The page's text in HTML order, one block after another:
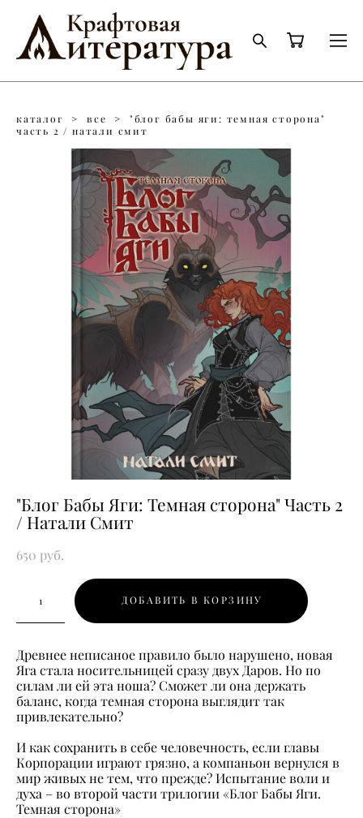
каталог > все >
"блог бабы яги: темная сторона"
часть 2 / натали смит
"Блог Бабы Яги: Темная сторона" Часть 2
/ Натали Смит
650 pуб.
ДОБАВИТЬ В КОРЗИНУ
Древнее неписаное правило было нарушено, новая
Яга стала носительницей сразу двух Даров. Но по
силам ли ей эта ноша? Сможет ли она держать
баланс, когда темная сторона выглядит так
привлекательно?
И как сохранить в себе человечность, если главы
Корпорации играют грязно, а компаньон вернулся в
мир живых не тем, что прежде? Испытание воли и
духа – во второй части трилогии «Блог Бабы Яги.
Темная сторона»